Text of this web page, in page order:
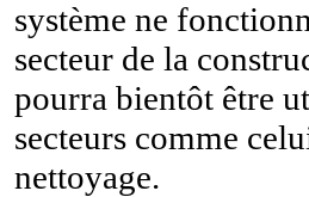
système ne
secteur de la
pourra bientôt être
secteurs comme
nettoyage.